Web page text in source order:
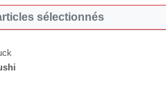
sélectionnés